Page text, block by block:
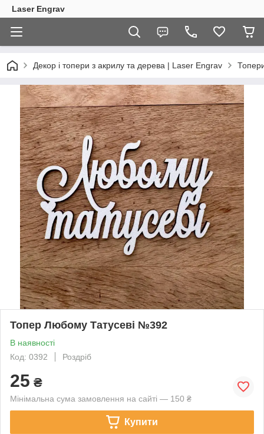
Laser Engrav
Декор і топери з акрилу та дерева | Laser Engrav
Топер Любому Татусеві №392
В наявності
Код: 0392
Роздріб
25 ₴
Мінімальна сума замовлення на сайті — 150 ₴
Купити